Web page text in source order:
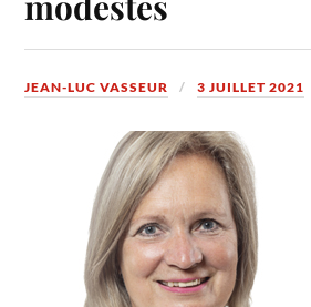
JEAN-LUC VASSEUR 3 JUILLET 2021